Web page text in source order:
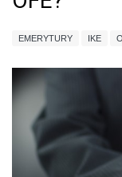
EMERYTURY IKE